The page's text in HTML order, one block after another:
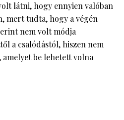
látni, hogy ennyien valóban
mert tudta, hogy a végén
nem volt módja
a csalódástól, hiszen nem
be lehetett volna